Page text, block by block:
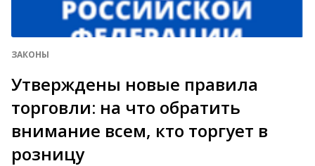
ЗАКОНЫ
Утверждены новые правила
торговли: на что обратить
внимание всем, кто торгует в
розницу